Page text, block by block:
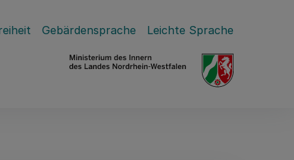
Gebärdensprache Leichte Sprache